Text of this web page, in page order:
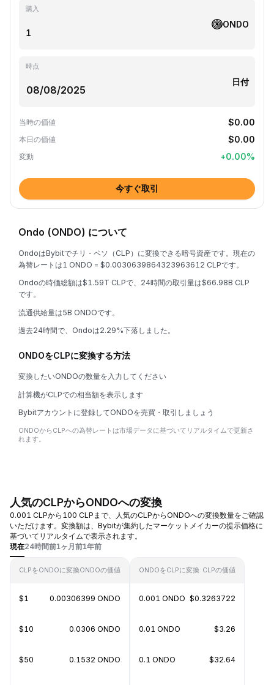
購入
ONDO
時点
日付
当時の価値 $0.00
本日の価値 $0.00
変動 +0.00%
今すぐ取引
Ondo (ONDO) について
OndoはBybitでチリ・ペソ（CLP）に変換できる暗号資産です。現在の
為替レートは1 ONDO = $0.0030639864323963612 CLPです。
Ondoの時価総額は$1.59T CLPで、24時間の取引量は$66.98B CLP
です。
流通供給量は5B ONDOです。
過去24時間で、Ondoは2.29%下落しました。
ONDOをCLPに変換する方法
変換したいONDOの数量を入力してください
計算機がCLPでの相当額を表示します
Bybitアカウントに登録してONDOを売買・取引しましょう
ONDOからCLPへの為替レートは市場データに基づいてリアルタイムで更新さ
れます。
人気のCLPからONDOへの変換
0.001 CLPから100 CLPまで、人気のCLPからONDOへの変換数量をご確認
いただけます。変換額は、Bybitが集約したマーケットメイカーの提示価格に
基づいてリアルタイムで表示されます。
現在24時間前1ヶ月前1年前
CLPをONDOに変換ONDOの価値
$1 0.00306399 ONDO
$10 0.0306 ONDO
$50 0.1532 ONDO
ONDOをCLPに変換 CLPの価値
0.001 ONDO $0.3263722
0.01 ONDO $3.26
0.1 ONDO $32.64